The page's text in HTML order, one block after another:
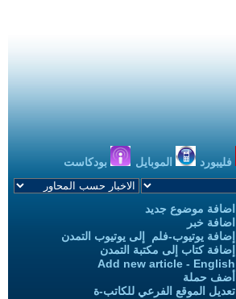
فليبورد الموبايل بودكاست
اضافة موضوع جديد
اضافة خبر
إضافة يوتيوب-فلم إلى يوتيوب التمدن
إضافة كتاب إلى مكتبة التمدن
Add new article - English
أضف حملة
تعديل الموقع الفرعي للكاتب-ة